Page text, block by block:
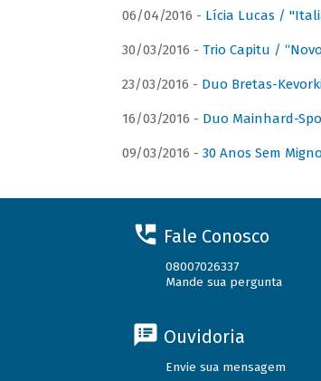
06/04/2016 - Lícia Lucas /
30/03/2016 - Trio Capitu /
23/03/2016 - Duo Bretas-
16/03/2016 - Duo Mainhard-
09/03/2016 - 30 Anos Sem
Fale Conosco
08007026337
Mande sua pergunta
Ouvidoria
Envie sua mensagem